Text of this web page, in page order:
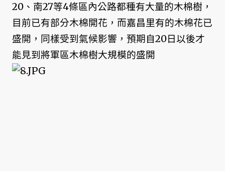
20、南27等4條區內公路都種有大量的木棉樹，
目前已有部分木棉開花，而嘉昌里有的木棉花已
盛開，同樣受到氣候影響，預期自20日以後才
能見到將軍區木棉樹大規模的盛開